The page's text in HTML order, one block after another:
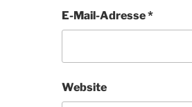
E-Mail-Adresse*
Website